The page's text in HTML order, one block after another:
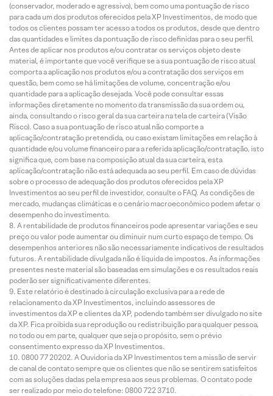
(conservador, moderado e agressivo), bem como uma pontuação de risco
para cada um dos produtos oferecidos pela XP Investimentos, de modo que
todos os clientes possam ter acesso a todos os produtos, desde que dentro
das quantidades e limites da pontuação de risco definidas para o seu perfil.
Antes de aplicar nos produtos e/ou contratar os serviços objeto deste
material, é importante que você verifique se a sua pontuação de risco atual
comporta a aplicação nos produtos e/ou a contratação dos serviços em
questão, bem como se há limitações de volume, concentração e/ou
quantidade para a aplicação desejada. Você pode consultar essas
informações diretamente no momento da transmissão da sua ordem ou,
ainda, consultando o risco geral da sua carteira na tela de carteira (Visão
Risco). Caso a sua pontuação de risco atual não comporte a
aplicação/contratação pretendida, ou caso existam limitações em relação à
quantidade e/ou volume financeiro para a referida aplicação/contratação, isto
significa que, com base na composição atual da sua carteira, esta
aplicação/contratação não está adequada ao seu perfil. Em caso de dúvidas
sobre o processo de adequação dos produtos oferecidos pela XP
Investimentos ao seu perfil de investidor, consulte o FAQ. As condições de
mercado, mudanças climáticas e o cenário macroeconômico podem afetar o
desempenho do investimento.
A rentabilidade de produtos financeiros pode apresentar variações e seu
preço ou valor pode aumentar ou diminuir num curto espaço de tempo. Os
desempenhos anteriores não são necessariamente indicativos de resultados
futuros. A rentabilidade divulgada não é líquida de impostos. As informações
presentes neste material são baseadas em simulações e os resultados reais
poderão ser significativamente diferentes.
Este relatório é destinado à circulação exclusiva para a rede de
relacionamento da XP Investimentos, incluindo assessores de
investimentos da XP e clientes da XP, podendo também ser divulgado no site
da XP. Fica proibida sua reprodução ou redistribuição para qualquer pessoa,
no todo ou em parte, qualquer que seja o propósito, sem o prévio
consentimento expresso da XP Investimentos.
0800 77 20202. A Ouvidoria da XP Investimentos tem a missão de servir
de canal de contato sempre que os clientes que não se sentirem satisfeitos
com as soluções dadas pela empresa aos seus problemas. O contato pode
ser realizado por meio do telefone: 0800 722 3710.